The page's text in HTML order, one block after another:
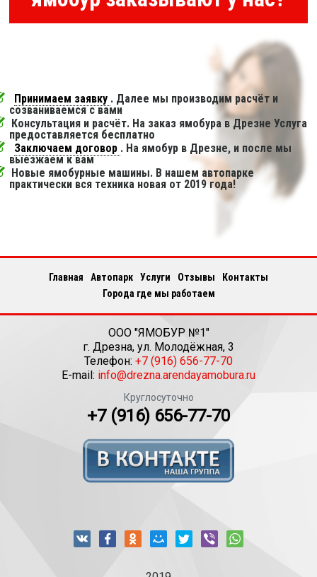
Принимаем заявку . Далее мы производим расчёт и
созваниваемся с вами
Консультация и расчёт. На заказ ямобура в Дрезне Услуга
предоставляется бесплатно
Заключаем договор . На ямобур в Дрезне, и после мы
выезжаем к вам
Новые ямобурные машины. В нашем автопарке
практически вся техника новая от 2019 года!
Главная Автопарк Услуги Отзывы
Контакты
Города где мы работаем
ООО "ЯМОБУР №1"
г. Дрезна, ул. Молодёжная, 3
Телефон: +7 (916) 656-77-70
E-mail: info@drezna.arendayamobura.ru
Круглосуточно
+7 (916) 656-77-70